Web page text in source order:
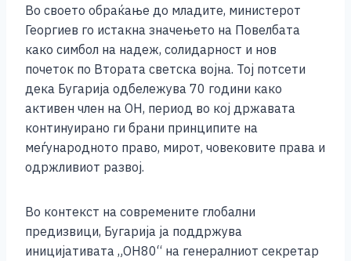
Во своето обраќање до младите, министерот
Георгиев го истакна значењето на Повелбата
како симбол на надеж, солидарност и нов
почеток по Втората светска војна. Тој потсети
дека Бугарија одбележува 70 години како
активен член на ОН, период во кој државата
континуирано ги брани принципите на
меѓународното право, мирот, човековите права и
одржливиот развој.
Во контекст на современите глобални
предизвици, Бугарија ја поддржува
иницијативата „ОН80“ на генералниот секретар